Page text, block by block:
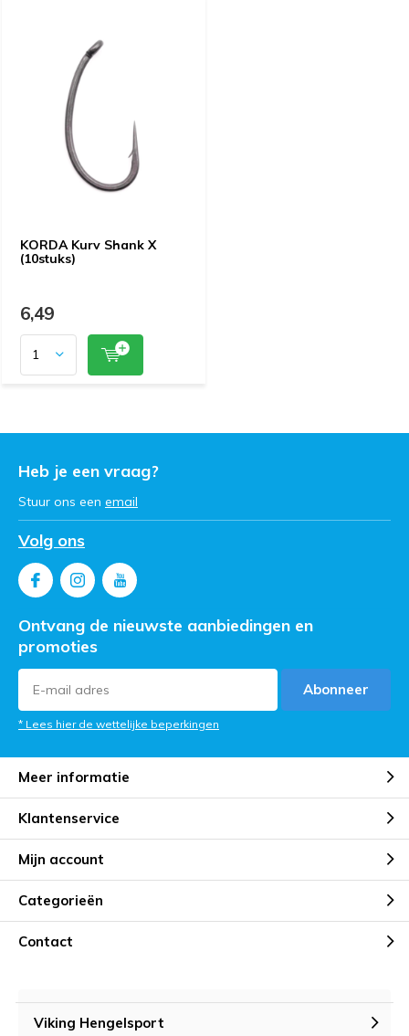
KORDA Kurv Shank X
(10stuks)
6,49
Heb je een vraag?
Stuur ons een email
Volg ons
Ontvang de nieuwste aanbiedingen en
promoties
Abonneer
* Lees hier de wettelijke beperkingen
Meer informatie
Klantenservice
Mijn account
Categorieën
Contact
Viking Hengelsport